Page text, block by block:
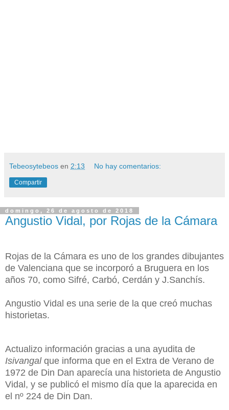
Tebeosytebeos en 2:13 No hay comentarios:
Compartir
domingo, 26 de agosto de 2018
Angustio Vidal, por Rojas de la Cámara
Rojas de la Cámara es uno de los grandes dibujantes
de Valenciana que se incorporó a Bruguera en los
años 70, como Sifré, Carbó, Cerdán y J.Sanchís.
Angustio Vidal es una serie de la que creó muchas
historietas.
Actualizo información gracias a una ayudita de
Isivangalque informa que en el Extra de Verano de
1972 de Din Dan aparecía una historieta de Angustio
Vidal, y se publicó el mismo día que la aparecida en
el nº 224 de Din Dan.